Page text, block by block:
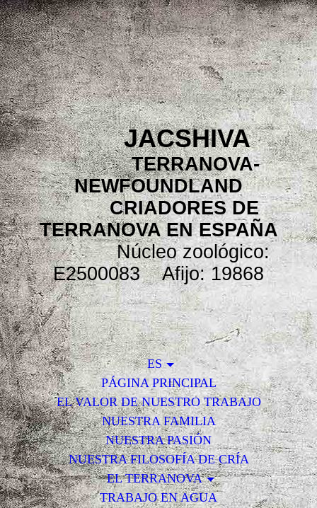
JACSHIVA
TERRANOVA-
NEWFOUNDLAND
CRIADORES DE
TERRANOVA EN ESPAÑA
Núcleo zoológico:
E2500083 Afijo: 19868
ES
PÁGINA PRINCIPAL
EL VALOR DE NUESTRO TRABAJO
NUESTRA FAMILIA
NUESTRA PASIÓN
NUESTRA FILOSOFÍA DE CRÍA
EL TERRANOVA
TRABAJO EN AGUA